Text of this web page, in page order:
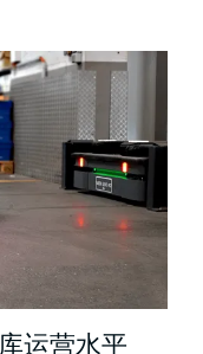
运营水平